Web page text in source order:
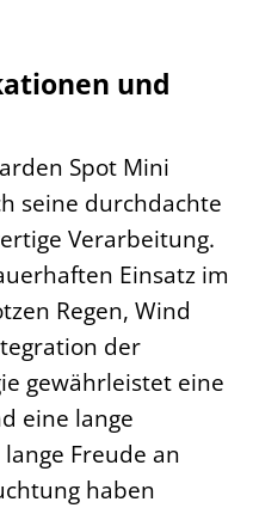
und
Spot Mini
seine durchdachte
Verarbeitung.
Einsatz im
Regen, Wind
der
gewährleistet eine
eine lange
Freude an
haben